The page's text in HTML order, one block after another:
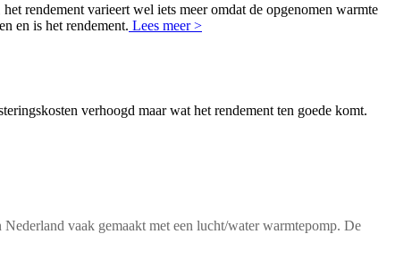
rendement varieert wel iets meer omdat de opgenomen warmte
en is het rendement. Lees meer >
verhoogd maar wat het rendement ten goede komt.
vaak gemaakt met een lucht/water warmtepomp. De